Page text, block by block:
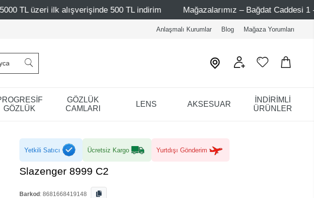
alışverişinde 500 TL indirim Mağazalarımız – Bağdat Caddesi 1 - Bağdat
Anlaşmalı Kurumlar Blog Mağaza Yorumları
GÖZLÜK
GÖZLÜK
CAMLARI
LENS AKSESUAR
İNDİRİMLİ
ÜRÜNLER
Yetkili Satıcı Ücretsiz Kargo Yurtdışı Gönderim
Slazenger 8999 C2
Barkod : 8681668419148